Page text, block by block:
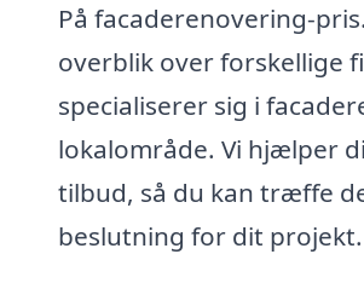
På facaderenovering-
overblik over forskellige
specialiserer sig i
lokalområde. Vi hjælper
tilbud, så du kan træffe
beslutning for dit projekt.